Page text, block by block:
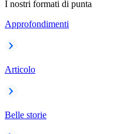
I nostri formati di punta
Approfondimenti
Articolo
Belle storie